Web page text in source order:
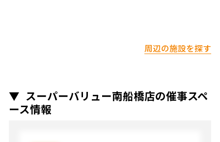
周辺の施設を探す
スーパーバリュー南船橋店の催事スペ
ース情報